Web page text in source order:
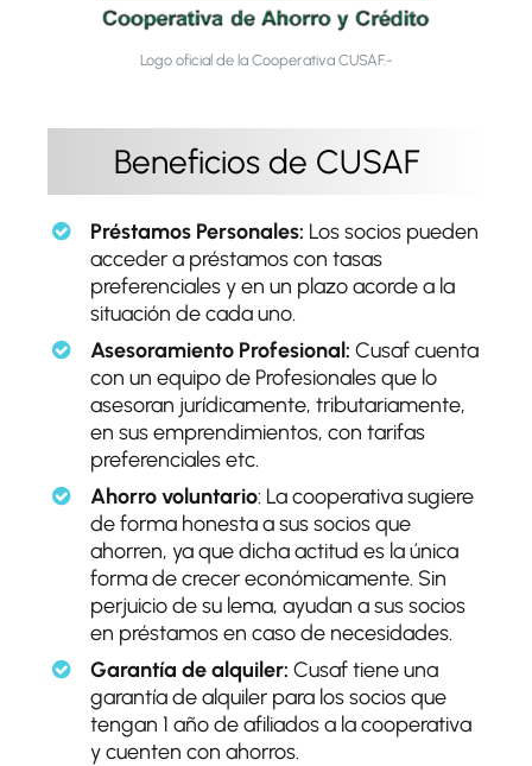
Logo oficial de la Cooperativa CUSAF.-
Beneficios de CUSAF
Préstamos Personales: Los socios pueden
acceder a préstamos con tasas
preferenciales y en un plazo acorde a la
situación de cada uno.
Asesoramiento Profesional: Cusaf cuenta
con un equipo de Profesionales que lo
asesoran jurídicamente, tributariamente,
en sus emprendimientos, con tarifas
preferenciales etc.
Ahorro voluntario: La cooperativa sugiere
de forma honesta a sus socios que
ahorren, ya que dicha actitud es la única
forma de crecer económicamente. Sin
perjuicio de su lema, ayudan a sus socios
en préstamos en caso de necesidades.
Garantía de alquiler: Cusaf tiene una
garantía de alquiler para los socios que
tengan 1 año de afiliados a la cooperativa
y cuenten con ahorros.